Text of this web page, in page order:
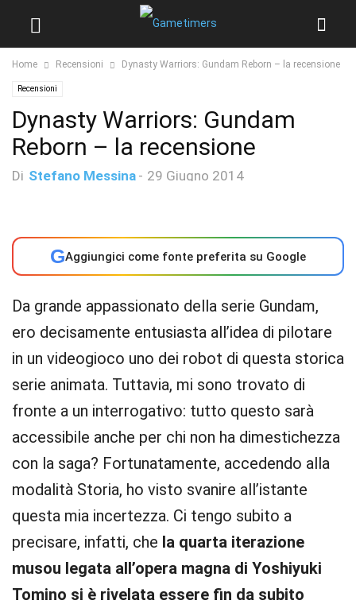
Home Recensioni Dynasty Warriors: Gundam Reborn – la recensione
Recensioni
Dynasty Warriors: Gundam
Reborn – la recensione
Di Stefano Messina - 29 Giugno 2014
GAggiungici come fonte preferita su Google
Da grande appassionato della serie Gundam,
ero decisamente entusiasta all’idea di pilotare
in un videogioco uno dei robot di questa storica
serie animata. Tuttavia, mi sono trovato di
fronte a un interrogativo: tutto questo sarà
accessibile anche per chi non ha dimestichezza
con la saga? Fortunatamente, accedendo alla
modalità Storia, ho visto svanire all’istante
questa mia incertezza. Ci tengo subito a
precisare, infatti, che la quarta iterazione
musou legata all’opera magna di Yoshiyuki
Tomino si è rivelata essere fin da subito